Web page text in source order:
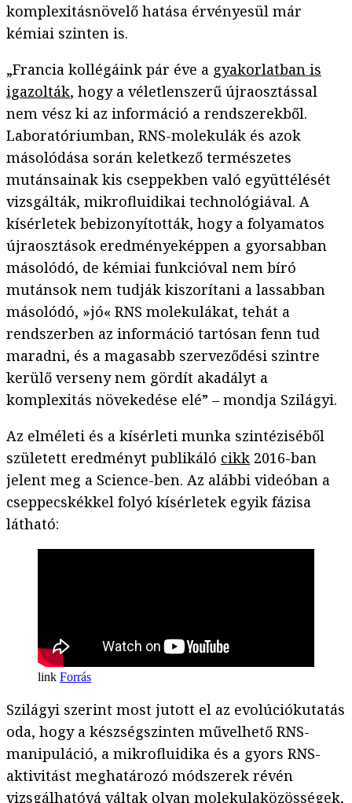
komplexitásnövelő hatása érvényesül már
kémiai szinten is.
„Francia kollégáink pár éve a gyakorlatban is
igazolták, hogy a véletlenszerű újraosztással
nem vész ki az információ a rendszerekből.
Laboratóriumban, RNS-molekulák és azok
másolódása során keletkező természetes
mutánsainak kis cseppekben való együttélését
vizsgálták, mikrofluidikai technológiával. A
kísérletek bebizonyították, hogy a folyamatos
újraosztások eredményeképpen a gyorsabban
másolódó, de kémiai funkcióval nem bíró
mutánsok nem tudják kiszorítani a lassabban
másolódó, »jó« RNS molekulákat, tehát a
rendszerben az információ tartósan fenn tud
maradni, és a magasabb szerveződési szintre
kerülő verseny nem gördít akadályt a
komplexitás növekedése elé” – mondja Szilágyi.
Az elméleti és a kísérleti munka szintéziséből
született eredményt publikáló cikk 2016-ban
jelent meg a Science-ben. Az alábbi videóban a
cseppecskékkel folyó kísérletek egyik fázisa
látható:
Forrás
Szilágyi szerint most jutott el az evolúciókutatás
oda, hogy a készségszinten művelhető RNS-
manipuláció, a mikrofluidika és a gyors RNS-
aktivitást meghatározó módszerek révén
vizsgálhatóvá váltak olyan molekulaközösségek,